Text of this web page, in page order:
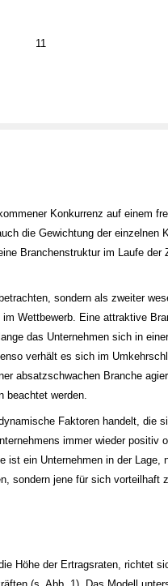
11
Konkurrenz auf einem
die Gewichtung der einzelnen
Branchenstruktur im Laufe der
sondern als zweiter
Wettbewerb. Eine attraktive
das Unternehmen sich in
verhält es sich im
absatzschwachen Branche
beachtet werden.
Faktoren handelt, die
immer wieder positiv
ist ein Unternehmen in der Lage,
sondern jene für sich vorteilhaft
Höhe der Ertragsraten, richtet